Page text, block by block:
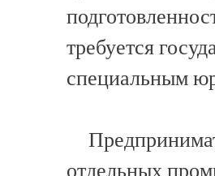
требуется
специальным
отдельных